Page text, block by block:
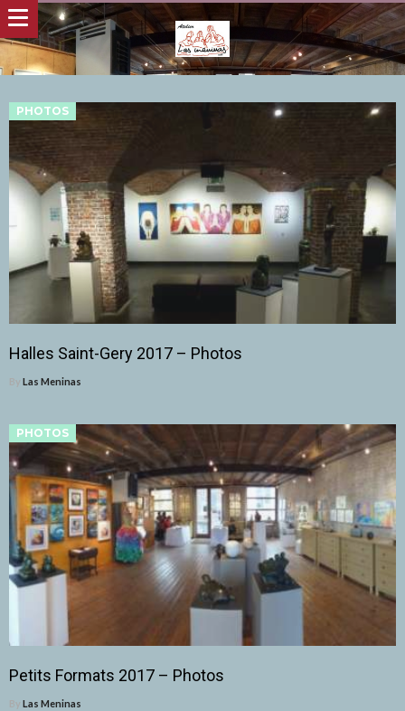
PHOTOS
Halles Saint-Gery 2017 – Photos
By Las Meninas
PHOTOS
Petits Formats 2017 – Photos
By Las Meninas